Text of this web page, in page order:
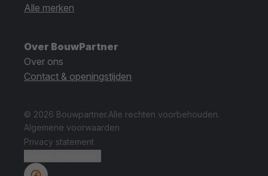
Alle merken
Over BouwPartner
Over ons
Contact & openingstijden
© 2026 Bouwpartner.Alle rechten voorbehouden.
Algemene voorwaarden
Privacy statement